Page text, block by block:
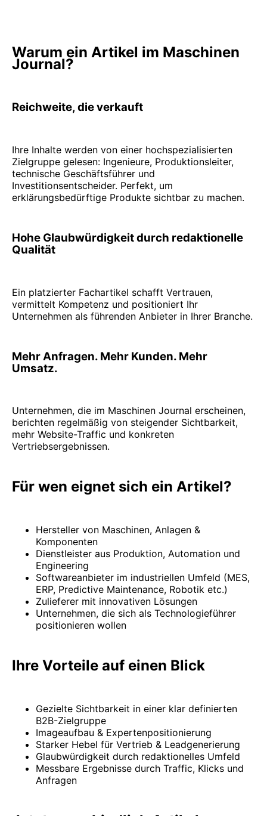
Warum ein Artikel im Maschinen
Journal?
Reichweite, die verkauft
Ihre Inhalte werden von einer hochspezialisierten
Zielgruppe gelesen: Ingenieure, Produktionsleiter,
technische Geschäftsführer und
Investitionsentscheider. Perfekt, um
erklärungsbedürftige Produkte sichtbar zu machen.
Hohe Glaubwürdigkeit durch redaktionelle
Qualität
Ein platzierter Fachartikel schafft Vertrauen,
vermittelt Kompetenz und positioniert Ihr
Unternehmen als führenden Anbieter in Ihrer Branche.
Mehr Anfragen. Mehr Kunden. Mehr
Umsatz.
Unternehmen, die im Maschinen Journal erscheinen,
berichten regelmäßig von steigender Sichtbarkeit,
mehr Website-Traffic und konkreten
Vertriebsergebnissen.
Für wen eignet sich ein Artikel?
Hersteller von Maschinen, Anlagen &
Komponenten
Dienstleister aus Produktion, Automation und
Engineering
Softwareanbieter im industriellen Umfeld (MES,
ERP, Predictive Maintenance, Robotik etc.)
Zulieferer mit innovativen Lösungen
Unternehmen, die sich als Technologieführer
positionieren wollen
Ihre Vorteile auf einen Blick
Gezielte Sichtbarkeit in einer klar definierten
B2B-Zielgruppe
Imageaufbau & Expertenpositionierung
Starker Hebel für Vertrieb & Leadgenerierung
Glaubwürdigkeit durch redaktionelles Umfeld
Messbare Ergebnisse durch Traffic, Klicks und
Anfragen